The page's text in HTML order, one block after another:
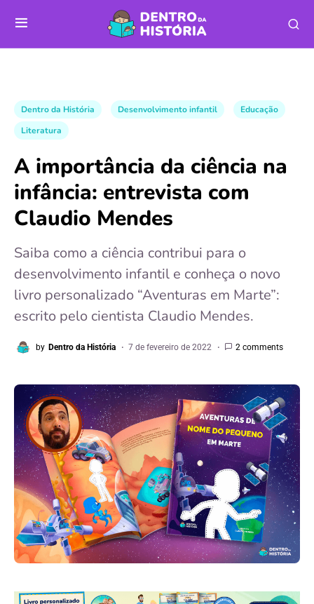
Dentro da História Desenvolvimento infantil
Educação
Literatura
A importância da ciência na
infância: entrevista com
Claudio Mendes
Saiba como a ciência contribui para o
desenvolvimento infantil e conheça o novo
livro personalizado “Aventuras em Marte”:
escrito pelo cientista Claudio Mendes.
by Dentro da História 7 de fevereiro de 2022 2 comments